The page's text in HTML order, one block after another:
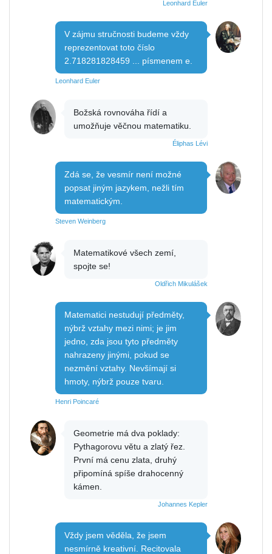
Leonhard Euler
V zájmu stručnosti budeme vždy
reprezentovat toto číslo
2.718281828459 ... písmenem e.
Leonhard Euler
Božská rovnováha řídí a
umožňuje věčnou matematiku.
Éliphas Lévi
Zdá se, že vesmír není možné
popsat jiným jazykem, nežli tím
matematickým.
Steven Weinberg
Matematikové všech zemí,
spojte se!
Oldřich Mikulášek
Matematici nestudují předměty,
nýbrž vztahy mezi nimi; je jim
jedno, zda jsou tyto předměty
nahrazeny jinými, pokud se
nezmění vztahy. Nevšímají si
hmoty, nýbrž pouze tvaru.
Henri Poincaré
Geometrie má dva poklady:
Pythagorovu větu a zlatý řez.
První má cenu zlata, druhý
připomíná spíše drahocenný
kámen.
Johannes Kepler
Vždy jsem věděla, že jsem
nesmírně kreativní. Recitovala